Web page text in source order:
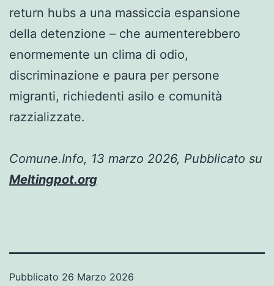
return hubs a una massiccia espansione
della detenzione – che aumenterebbero
enormemente un clima di odio,
discriminazione e paura per persone
migranti, richiedenti asilo e comunità
razzializzate.
Comune.Info, 13 marzo 2026, Pubblicato su
Meltingpot.org
Pubblicato 26 Marzo 2026